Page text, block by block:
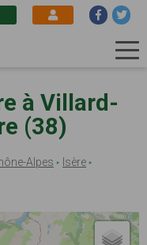
à Villard-
(38)
Alpes
Isère